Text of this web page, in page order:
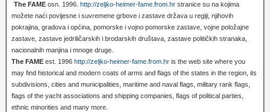
The FAME osn. 1996. http://zeljko-heimer-fame.from.hr stranice su na kojima
možete naći povijesne i suvremene grbove i zastave država u regiji, njihovih
pokrajina, gradova i općina, pomorske i vojno pomorske zastave, vojne položajne
zastave, zastave jedriličarskih i brodarskih društava, zastave političkih stranaka,
nacionalnih manjina i mnoge druge.
The FAME est. 1996 http://zeljko-heimer-fame.from.hr is the web site where you
may find historical and modern coats of arms and flags of the states in the region, its
subdivisions, cities and municipalities, maritime and naval flags, military rank flags,
flags of the yacht associations and shipping companies, flags of political parties,
ethnic minorities and many more.